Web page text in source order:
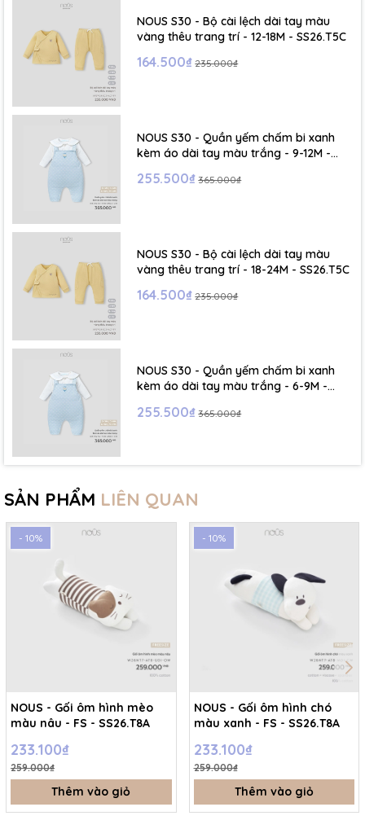
- Size M : 6-12 tháng
- Size L : 12-24 tháng
- Size XL :2- 6 tuổi
NOUS S30 - Bộ cài lệch dài tay màu
vàng thêu trang trí - 12-18M - SS26.T5C
164.500₫ 235.000₫
NOUS S30 - Quần yếm chấm bi xanh
kèm áo dài tay màu trắng - 9-12M -
255.500₫ 365.000₫
NOUS S30 - Bộ cài lệch dài tay màu
vàng thêu trang trí - 18-24M - SS26.T5C
164.500₫ 235.000₫
NOUS S30 - Quần yếm chấm bi xanh
kèm áo dài tay màu trắng - 6-9M -
255.500₫ 365.000₫
SẢN PHẨM LIÊN QUAN
- 10%
NOUS - Gối ôm hình mèo
màu nâu - FS - SS26.T8A
233.100₫
259.000₫
Thêm vào giỏ
- 10%
NOUS - Gối ôm hình chó
màu xanh - FS - SS26.T8A
233.100₫
259.000₫
Thêm vào giỏ